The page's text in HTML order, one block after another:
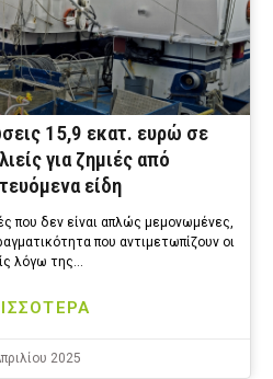
15,9 εκατ. ευρώ σε
για ζημιές από
είδη
που δεν είναι απλώς μεμονωμένες,
που αντιμετωπίζουν οι
λόγω της…
2025